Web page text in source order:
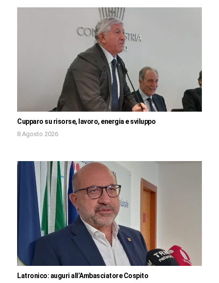
Cupparo su risorse, lavoro, energia e sviluppo
8 Agosto 2026
Latronico: auguri all’Ambasciatore Cospito